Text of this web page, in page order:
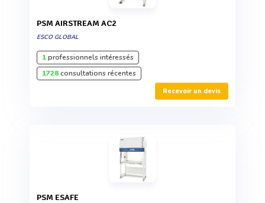
PSM AIRSTREAM AC2
ESCO GLOBAL
1professionnels intéressés
1728consultations récentes
Recevoir un devis
PSM ESAFE